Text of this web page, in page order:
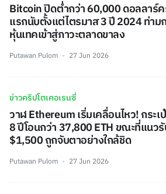
Bitcoin ปิดต่ำกว่า 60,000 ดอลลาร์
แรกนับตั้งแต่ไตรมาส 3 ปี 2024 ท่าม
หุ้นเทคเข้าสู่ภาวะตลาดขาลง
Putawan Pulom 27 Jun 2026
ข่าวคริปโตเคอเรนซี่
วาฬ Ethereum เริ่มเคลื่อนไหว! กระเ
8 ปีโอนกว่า 37,800 ETH ขณะที่แนว
$1,500 ถูกจับตาอย่างใกล้ชิด
Putawan Pulom 27 Jun 2026